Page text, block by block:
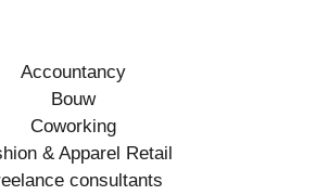
Accountancy
Bouw
Coworking
& Apparel Retail
consultants